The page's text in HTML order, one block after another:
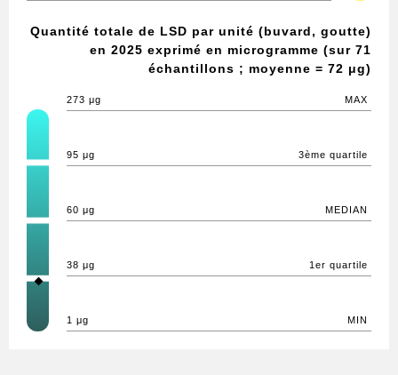
Quantité totale de LSD par unité (buvard, goutte)
en 2025 exprimé en microgramme (sur 71
échantillons ; moyenne = 72 μg)
MAX
273 μg
3ème quartile
95 μg
MEDIAN
60 μg
1er quartile
38 μg
MIN
1 μg